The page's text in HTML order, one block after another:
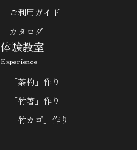
ご利用ガイド
カタログ
体験教室
Experience
「茶杓」作り
「竹箸」作り
「竹カゴ」作り